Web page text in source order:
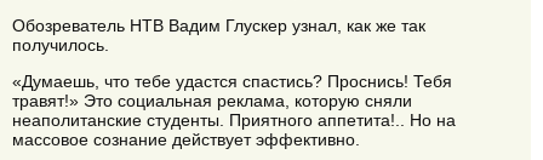
Обозреватель НТВ Вадим Глускер узнал, как же так
получилось.
«Думаешь, что тебе удастся спастись? Проснись! Тебя
травят!» Это социальная реклама, которую сняли
неаполитанские студенты. Приятного аппетита!.. Но на
массовое сознание действует эффективно.